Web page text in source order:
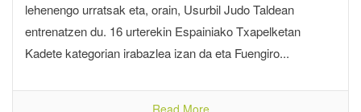
lehenengo urratsak eta, orain, Usurbil Judo Taldean
entrenatzen du. 16 urterekin Espainiako Txapelketan
Kadete kategorian irabazlea izan da eta Fuengiro...